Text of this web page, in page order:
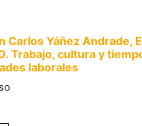
Carlos Yáñez Andrade,
Trabajo, cultura y
laborales